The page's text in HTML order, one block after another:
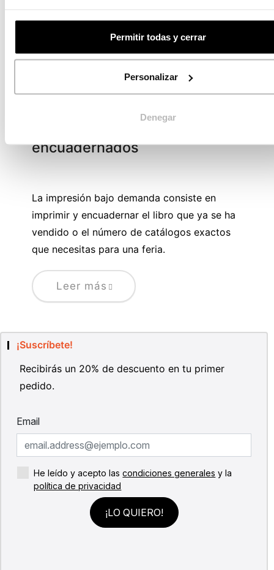
Permitir todas y cerrar
Personalizar
Denegar
Las ventajas de la impresión
encuadernados
La impresión bajo demanda consiste en
imprimir y encuadernar el libro que ya se ha
vendido o el número de catálogos exactos
que necesitas para una feria.
Leer más
¡Suscríbete!
Recibirás un 20% de descuento en tu primer
pedido.